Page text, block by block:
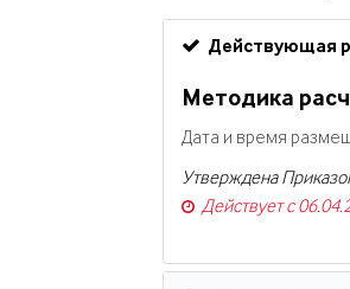
Действующая
Методика
Дата и время
Утверждена
Действует с